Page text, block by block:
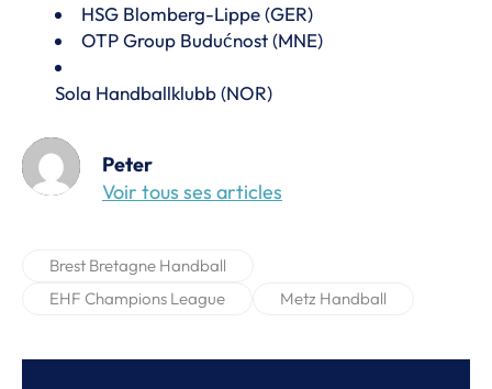
HSG Blomberg-Lippe (GER)
OTP Group Budućnost (MNE)
Sola Handballklubb (NOR)
Peter
Voir tous ses articles
Brest Bretagne Handball
EHF Champions League
Metz Handball